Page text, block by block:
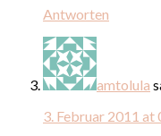
Antworten
amtolula
3. Februar 2011 at